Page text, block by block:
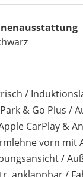
/
& Go Plus /
CarPlay &
vorn mit
/